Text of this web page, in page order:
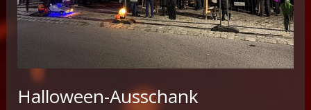
Halloween-Ausschank